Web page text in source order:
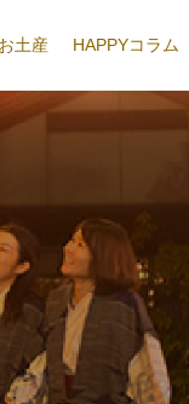
お土産 HAPPYコラム